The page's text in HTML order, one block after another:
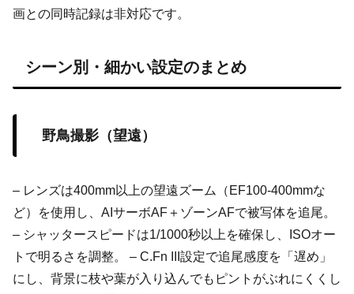
画との同時記録は非対応です。
シーン別・細かい設定のまとめ
野鳥撮影（望遠）
– レンズは400mm以上の望遠ズーム（EF100-400mmな
ど）を使用し、AIサーボAF＋ゾーンAFで被写体を追尾。
– シャッタースピードは1/1000秒以上を確保し、ISOオー
トで明るさを調整。 – C.Fn III設定で追尾感度を「遅め」
にし、背景に枝や葉が入り込んでもピントがぶれにくくし